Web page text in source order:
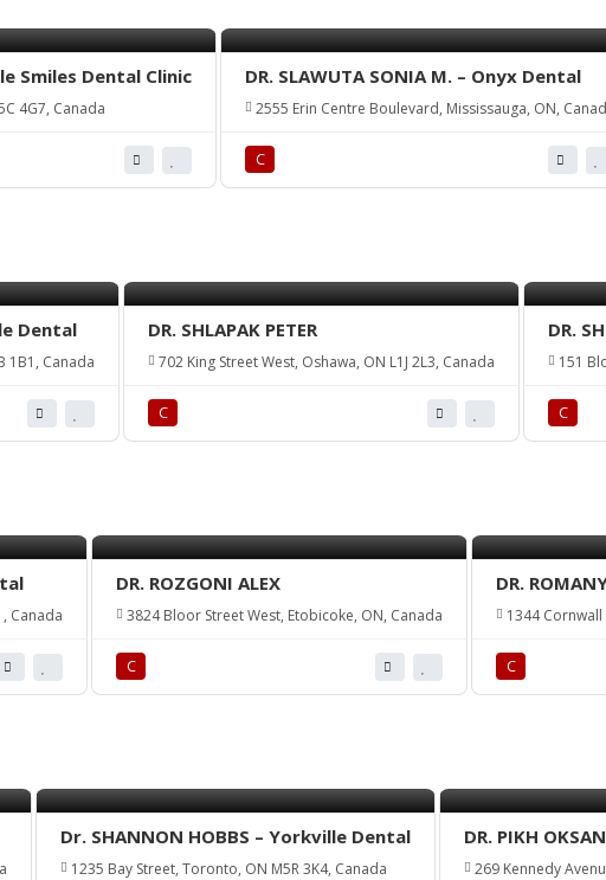
Smiles Dental Clinic
4G7, Canada
DR. SLAWUTA SONIA M. – Onyx Dental
2555 Erin Centre Boulevard, Mississauga, ON,
С
Dental
1B1, Canada
DR. SHLAPAK PETER
702 King Street West, Oshawa, ON L1J 2L3, Canada
С
DR.
151
С
Canada
DR. ROZGONI ALEX
3824 Bloor Street West, Etobicoke, ON, Canada
С
DR.
1344 Cornwall
С
Dr. SHANNON HOBBS – Yorkville Dental
1235 Bay Street, Toronto, ON M5R 3K4, Canada
DR. PIKH
269 Kennedy